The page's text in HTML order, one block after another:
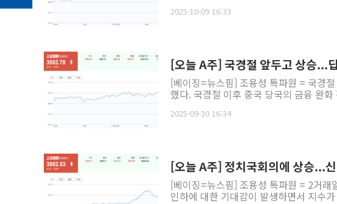
2025-10-09 16:33
[오늘 A주] 국경절 앞두고 상승...
[베이징=뉴스핌] 조용성 특파원 = 국경
했다. 국경절 이후 중국 당국의 금융 완
2025-09-30 16:34
[오늘 A주] 정치국회의에 상승...
[베이징=뉴스핌] 조용성 특파원 = 2거래
인하에 대한 기대감이 발생하면서 지수